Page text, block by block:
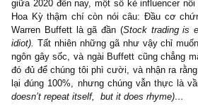
Còn bài báo ư, vâng chúng tôi sẽ
không một chút thêm thắt hay cường
mở cho mỗi độc giả chúng ta, đặc